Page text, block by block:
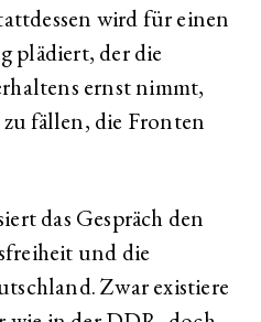
wird für einen
plädiert, der die
ernst nimmt,
fällen, die Fronten
das Gespräch den
und die
Zwar existiere